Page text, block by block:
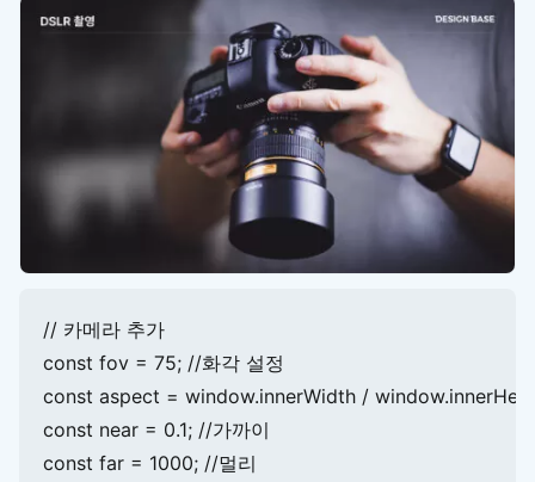
// 카메라 추가
const fov = 75; //화각 설정
const aspect = window.innerWidth /
const near = 0.1; //가까이
const far = 1000; //멀리